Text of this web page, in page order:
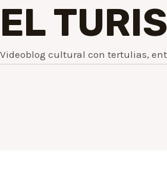
EL
Videoblog cultural con tertulias,